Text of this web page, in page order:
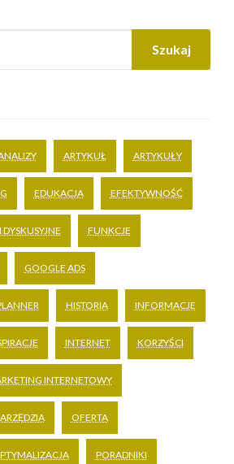
Szukaj
ARTYKUŁ ARTYKUŁY
EDUKACJA EFEKTYWNOŚĆ
FUNKCJE
GOOGLE ADS
HISTORIA INFORMACJE
INTERNET KORZYŚCI
INTERNETOWY
OFERTA
PORADNIKI